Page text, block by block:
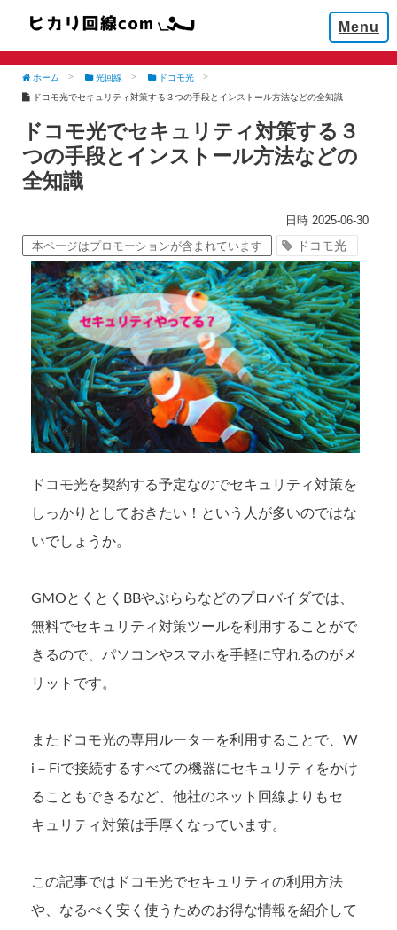
ホーム 光回線
ドコモ光
ドコモ光でセキュリティ対策する３つの手段とインストール方法などの全知識
ドコモ光でセキュリティ対策する３
つの手段とインストール方法などの
全知識
2025-06-30
本ページはプロモーションが含まれています
ドコモ光
ドコモ光を契約する予定なのでセキュリティ対策を
しっかりとしておきたい！という人が多いのではな
いでしょうか。
GMOとくとくBBやぷららなどのプロバイダでは、
無料でセキュリティ対策ツールを利用することがで
きるので、パソコンやスマホを手軽に守れるのがメ
リットです。
またドコモ光の専用ルーターを利用することで、W
i－Fiで接続するすべての機器にセキュリティをかけ
ることもできるなど、他社のネット回線よりもセ
キュリティ対策は手厚くなっています。
この記事ではドコモ光でセキュリティの利用方法
や、なるべく安く使うためのお得な情報を紹介して
Menu